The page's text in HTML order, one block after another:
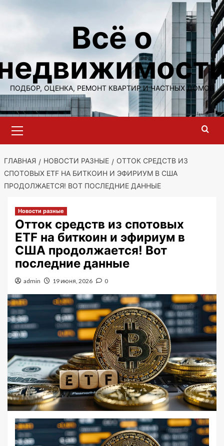
Всё о
ПОДБОР, ОЦЕНКА, РЕМОНТ КВАРТИР И ЧАСТНЫХ ДОМОВ
меню
ГЛАВНАЯ НОВОСТИ РАЗНЫЕ
ОТТОК СРЕДСТВ ИЗ
СПОТОВЫХ ETF НА БИТКОИН И ЭФИРИУМ В США
ПРОДОЛЖАЕТСЯ! ВОТ ПОСЛЕДНИЕ ДАННЫЕ
Новости разные
Отток средств из спотовых
ETF на биткоин и эфириум в
США продолжается! Вот
последние данные
admin 19 июня, 2026 0